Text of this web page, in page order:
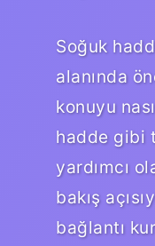
Soğuk
alanında
konuyu
hadde gibi
yardımcı
bakış
bağlantı